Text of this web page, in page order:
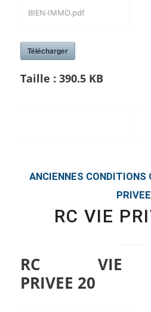
BIEN-IMMO.pdf
Télécharger
Taille : 390.5 KB
ANCIENNES CONDITIONS
PRIVEE
RC VIE
RC VIE
PRIVEE 20